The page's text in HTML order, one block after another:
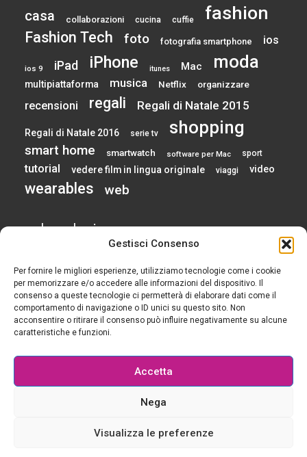
Gestisci Consenso
Per fornire le migliori esperienze, utilizziamo tecnologie come i cookie
per memorizzare e/o accedere alle informazioni del dispositivo. Il
consenso a queste tecnologie ci permetterà di elaborare dati come il
comportamento di navigazione o ID unici su questo sito. Non
acconsentire o ritirare il consenso può influire negativamente su alcune
caratteristiche e funzioni.
Accetta
Nega
Visualizza le preferenze
casa collaborazioni cucina cuffie fashion
Fashion Tech foto fotografia smartphone ios
ios 9 iPad iPhone itunes Mac moda
multipiattaforma musica Netflix organizzare
recensioni regali Regali di Natale 2015
Regali di Natale 2016 serie tv shopping
smart home smartwatch software per Mac sport
tutorial vedere film in lingua originale viaggi video
wearables web
calendario
AGOSTO 2026
L M M G V S
1
2
10
11 12 13 14 15
16
20